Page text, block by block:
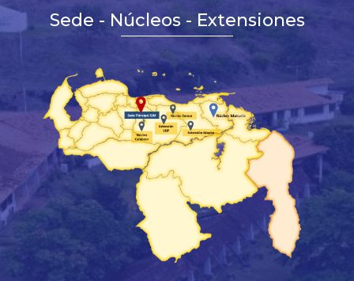
Sede - Núcleos - Extensiones